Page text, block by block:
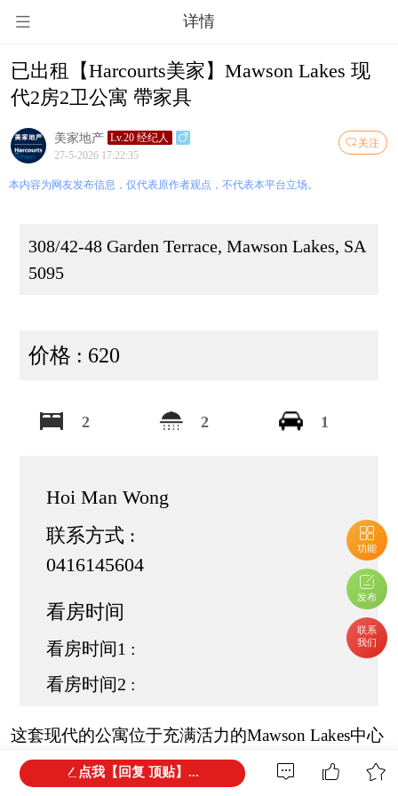
详情
功能
发布
联系
我们
已出租【Harcourts美家】Mawson Lakes 现
代2房2卫公寓 帶家具
关注
美家地产 Lv.20 经纪人
27-5-2026 17:22:35
本内容为网友发布信息，仅代表原作者观点，不代表本平台立场。
308/42-48 Garden Terrace, Mawson Lakes, SA
5095
价格 : 620
2 2 1
Hoi Man Wong
联系方式 :
0416145604
看房时间
看房时间1 :
看房时间2 :
这套现代的公寓位于充满活力的Mawson Lakes中心
地段，提供时尚且低维护的生活方式。室内舒适空
间与宽敞户外区域的完美结合，使这套精美住宅非
点我【回复 顶贴】...